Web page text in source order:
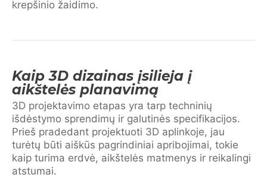
krepšinio žaidimo.
Kaip 3D dizainas įsilieja į
aikštelės planavimą
3D projektavimo etapas yra tarp techninių
išdėstymo sprendimų ir galutinės specifikacijos.
Prieš pradedant projektuoti 3D aplinkoje, jau
turėtų būti aiškūs pagrindiniai apribojimai, tokie
kaip turima erdvė, aikštelės matmenys ir reikalingi
atstumai.